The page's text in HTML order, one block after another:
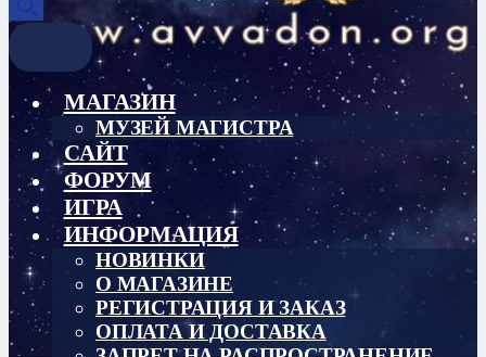
МАГАЗИН
МУЗЕЙ МАГИСТРА
САЙТ
ФОРУМ
ИГРА
ИНФОРМАЦИЯ
НОВИНКИ
О МАГАЗИНЕ
РЕГИСТРАЦИЯ И ЗАКАЗ
ОПЛАТА И ДОСТАВКА